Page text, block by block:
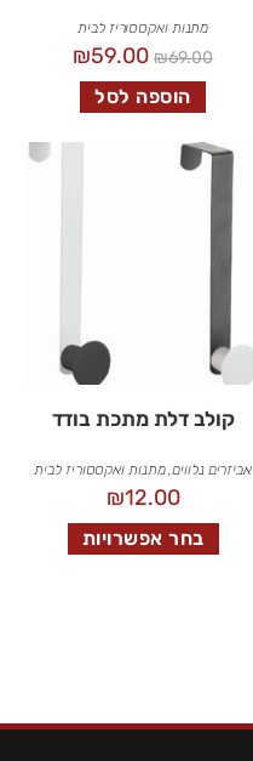
מתנות ואקססוריז לבית
₪69.00
₪59.00
הוספה לסל
קולב דלת מתכת בודד
אביזרים נלווים,מתנות ואקססוריז לבית
₪12.00
בחר אפשרויות